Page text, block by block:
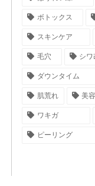
ボトックス
スキンケア
毛穴 シワ
ダウンタイム
肌荒れ 美
ワキガ
ピーリング